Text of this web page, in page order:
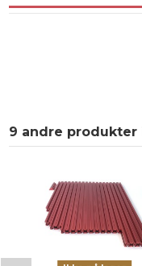
9 andre produkter